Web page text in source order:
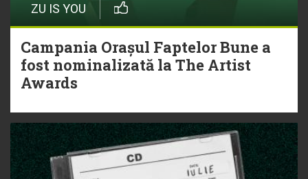
ZU IS YOU
Campania Orașul Faptelor Bune a
fost nominalizată la The Artist
Awards